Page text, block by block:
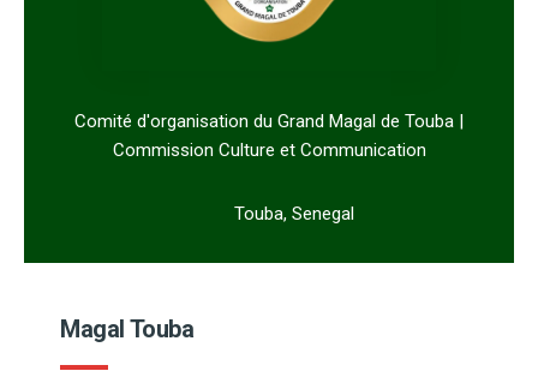
Comité d'organisation du Grand Magal de Touba |
Commission Culture et Communication
Touba, Senegal
Magal Touba